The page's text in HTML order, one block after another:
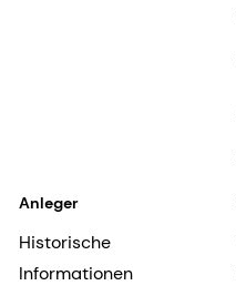
Anleger
Historische
Informationen